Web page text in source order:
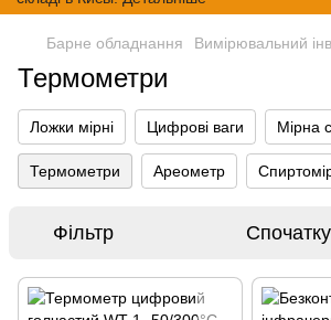
Барне обладнання Вимірювальний
Термометри
Ложки мірні Цифрові ваги Мірна
Термометри Ареометр
Фільтр